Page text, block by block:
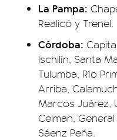
La Pampa:
Realicó y Trenel.
Córdoba:
Ischilín, Santa
Tulumba, Río
Arriba,
Marcos Juárez,
Celman,
Sáenz Peña.